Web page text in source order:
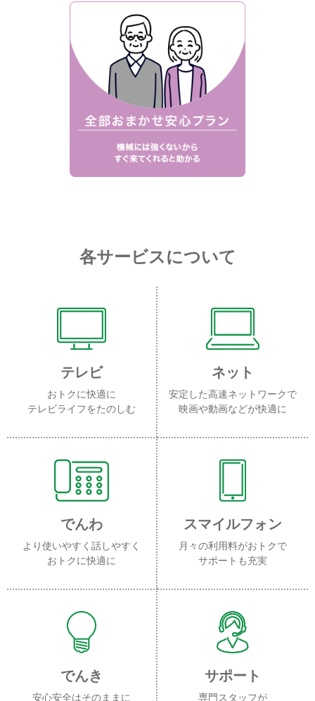
各サービスについて
テレビ
おトクに快適に
テレビライフをたのしむ
ネット
安定した高速ネットワークで
映画や動画などが快適に
でんわ
より使いやすく話しやすく
おトクに快適に
スマイルフォン
月々の利用料がおトクで
サポートも充実
でんき
安心安全はそのままに
サポート
専門スタッフが